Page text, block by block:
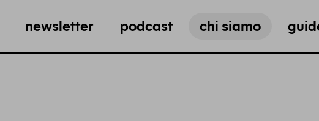
newsletter podcast chi siamo